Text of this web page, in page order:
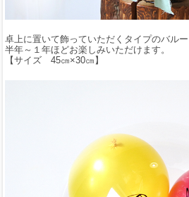
卓上に置いて飾っていただくタイプのバルー
半年～１年ほどお楽しみいただけます。
【サイズ 45㎝×30㎝】